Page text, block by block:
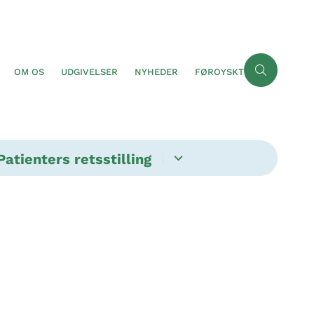
OM OS UDGIVELSER NYHEDER FØROYSKT
retsstilling